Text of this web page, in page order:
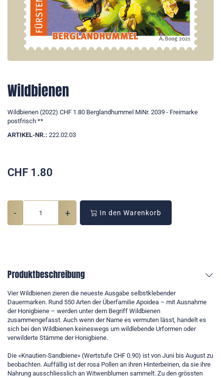
Wildbienen
Wildbienen (2022) CHF 1.80 Berglandhummel MiNr. 2039 - Freimarke
postfrisch **
ARTIKEL-NR.: 222.02.03
CHF 1.80
- + In den Warenkorb
Produktbeschreibung
Vier Wildbienen zieren die neueste Ausgabe selbstklebender
Dauermarken. Rund 550 Arten der Überfamilie Apoidea – mit Ausnahme
der Honigbiene – werden unter dem Begriff Wildbienen
zusammengefasst. Auch wenn der Name es vermuten lässt, handelt es
sich bei den Wildbienen keineswegs um wildlebende Urformen oder
verwilderte Stämme der Honigbiene.
Die «Knautien-Sandbiene» (Wertstufe CHF 0.90) ist von Juni bis August zu
beobachten. Auffällig ist der rosa Pollen an ihren Hinterbeinen, da sie ihre
Nahrung ausschliesslich an Witwenblumen sammelt. Zu den grössten